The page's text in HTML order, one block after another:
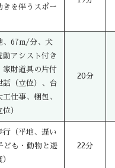
きを伴うスポー
、67m/分、犬
動アシスト付き
家財道具の片付
話（立位）、台
仕事、梱包、
）
20分
行（平地、遅い
ども・動物と遊
22分